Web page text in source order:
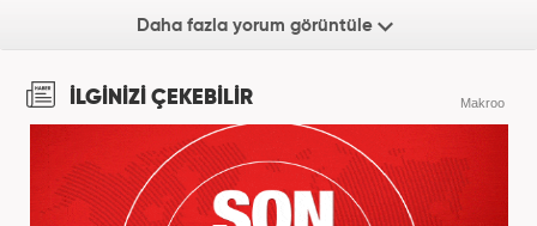
Daha fazla yorum görüntüle
İLGİNİZİ ÇEKEBİLİR Makroo